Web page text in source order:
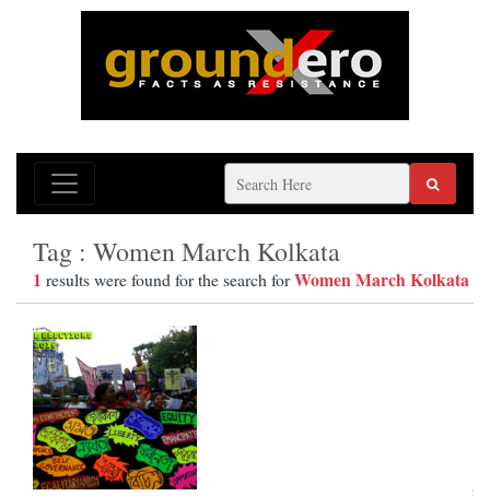
Tag : Women March Kolkata
1 results were found for the search forWomen March Kolkata